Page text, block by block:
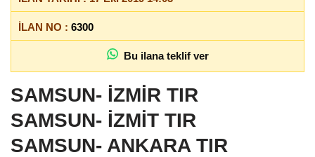
İLAN NO : 6300
Bu ilana teklif ver
SAMSUN- İZMİR TIR
SAMSUN- İZMİT TIR
SAMSUN- ANKARA TIR